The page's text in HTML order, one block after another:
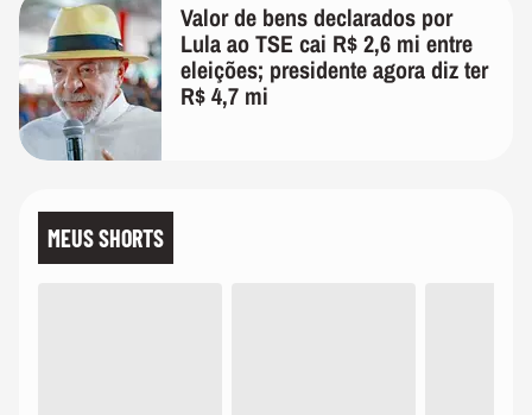
Valor de bens declarados por
Lula ao TSE cai R$ 2,6 mi entre
eleições; presidente agora diz ter
R$ 4,7 mi
MEUS SHORTS